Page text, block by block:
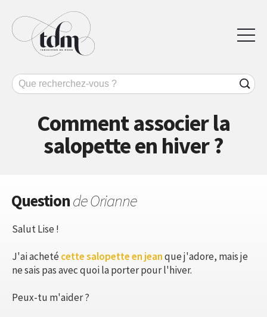
Comment associer la
salopette en hiver ?
Questionde Orianne
Salut Lise !
J'ai achetécette salopette en jeanque j'adore, mais je
ne sais pas avec quoi la porter pour l'hiver.
Peux-tu m'aider ?